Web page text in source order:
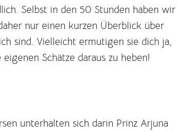
Selbst in den 50 Stunden haben wir
nur einen kurzen Überblick über
sind. Vielleicht ermutigen sie dich ja,
Schätze daraus zu heben!
unterhalten sich darin Prinz Arjuna